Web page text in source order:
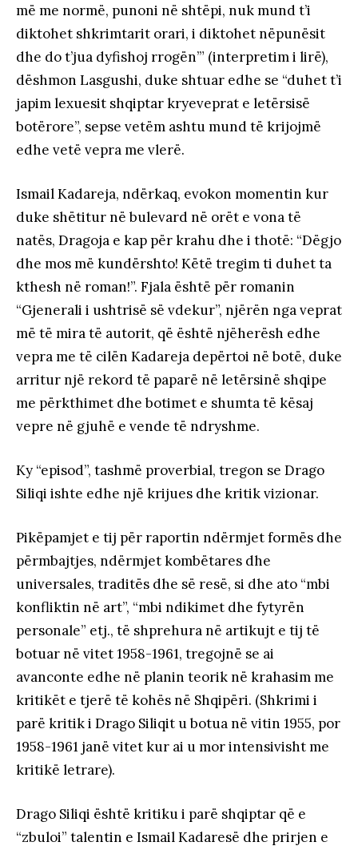
më me normë, punoni në shtëpi, nuk mund t’i
diktohet shkrimtarit orari, i diktohet nëpunësit
dhe do t’jua dyfishoj rrogën’” (interpretim i lirë),
dëshmon Lasgushi, duke shtuar edhe se “duhet t’i
japim lexuesit shqiptar kryeveprat e letërsisë
botërore”, sepse vetëm ashtu mund të krijojmë
edhe vetë vepra me vlerë.
Ismail Kadareja, ndërkaq, evokon momentin kur
duke shëtitur në bulevard në orët e vona të
natës, Dragoja e kap për krahu dhe i thotë: “Dëgjo
dhe mos më kundërshto! Këtë tregim ti duhet ta
kthesh në roman!”. Fjala është për romanin
“Gjenerali i ushtrisë së vdekur”, njërën nga veprat
më të mira të autorit, që është njëherësh edhe
vepra me të cilën Kadareja depërtoi në botë, duke
arritur një rekord të paparë në letërsinë shqipe
me përkthimet dhe botimet e shumta të kësaj
vepre në gjuhë e vende të ndryshme.
Ky “episod”, tashmë proverbial, tregon se Drago
Siliqi ishte edhe një krijues dhe kritik vizionar.
Pikëpamjet e tij për raportin ndërmjet formës dhe
përmbajtjes, ndërmjet kombëtares dhe
universales, traditës dhe së resë, si dhe ato “mbi
konfliktin në art”, “mbi ndikimet dhe fytyrën
personale” etj., të shprehura në artikujt e tij të
botuar në vitet 1958-1961, tregojnë se ai
avanconte edhe në planin teorik në krahasim me
kritikët e tjerë të kohës në Shqipëri. (Shkrimi i
parë kritik i Drago Siliqit u botua në vitin 1955, por
1958-1961 janë vitet kur ai u mor intensivisht me
kritikë letrare).
Drago Siliqi është kritiku i parë shqiptar që e
“zbuloi” talentin e Ismail Kadaresë dhe prirjen e